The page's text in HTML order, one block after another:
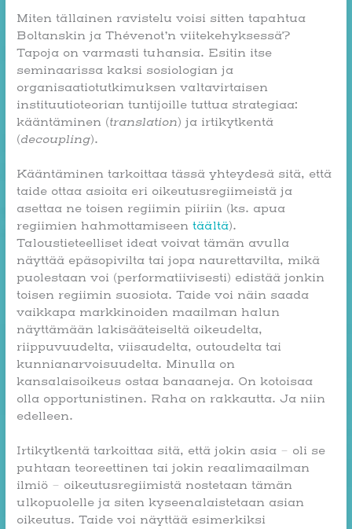
Miten tällainen ravistelu voisi sitten tapahtua
Boltanskin ja Thévenot’n viitekehyksessä?
Tapoja on varmasti tuhansia. Esitin itse
seminaarissa kaksi sosiologian ja
organisaatiotutkimuksen valtavirtaisen
instituutioteorian tuntijoille tuttua strategiaa:
kääntäminen (translation) ja irtikytkentä
(decoupling).
Kääntäminen tarkoittaa tässä yhteydesä sitä, että
taide ottaa asioita eri oikeutusregiimeistä ja
asettaa ne toisen regiimin piiriin (ks. apua
regiimien hahmottamiseentäältä).
Taloustieteelliset ideat voivat tämän avulla
näyttää epäsopivilta tai jopa naurettavilta, mikä
puolestaan voi (performatiivisesti) edistää jonkin
toisen regiimin suosiota. Taide voi näin saada
vaikkapa markkinoiden maailman halun
näyttämään lakisääteiseltä oikeudelta,
riippuvuudelta, viisaudelta, outoudelta tai
kunnianarvoisuudelta. Minulla on
kansalaisoikeus ostaa banaaneja. On kotoisaa
olla opportunistinen. Raha on rakkautta. Ja niin
edelleen.
Irtikytkentä tarkoittaa sitä, että jokin asia – oli se
puhtaan teoreettinen tai jokin reaalimaailman
ilmiö – oikeutusregiimistä nostetaan tämän
ulkopuolelle ja siten kyseenalaistetaan asian
oikeutus. Taide voi näyttää esimerkiksi